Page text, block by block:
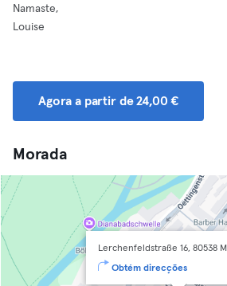
Namaste,
Louise
Agora a partir de 24,00 €
Morada
Lerchenfeldstraße 16, 80538
Obtém direcções